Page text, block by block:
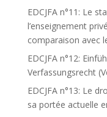
EDCJFA n°11: Le
l’enseignement
comparaison avec
EDCJFA n°12:
Verfassungsrecht
EDCJFA n°13: Le
sa portée actuelle